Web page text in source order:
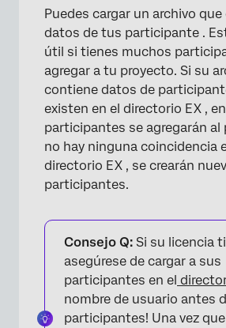
Puedes cargar un archivo
datos de tus participante .
útil si tienes muchos
agregar a tu proyecto. Si su
contiene datos de
existen en el directorio EX ,
participantes se agregarán al
no hay ninguna coincidencia
directorio EX , se crearán
participantes.
Consejo Q: Si su licencia
asegúrese de cargar a sus
participantes en el
nombre de usuario antes
participantes! Una vez